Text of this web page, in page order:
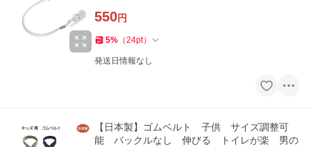
550円
5% （24pt）
発送日情報なし
【日本製】ゴムベルト 子供 サイズ調整可
能 バックルなし 伸びる トイレが楽 男の